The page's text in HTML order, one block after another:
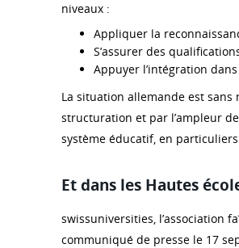
niveaux :
Appliquer la
S’assurer des
Appuyer l’intégration
La situation allemande est
structuration et par l’ampleur
système éducatif, en
Et dans les Hautes
swissuniversities, l’association
communiqué de presse le 17